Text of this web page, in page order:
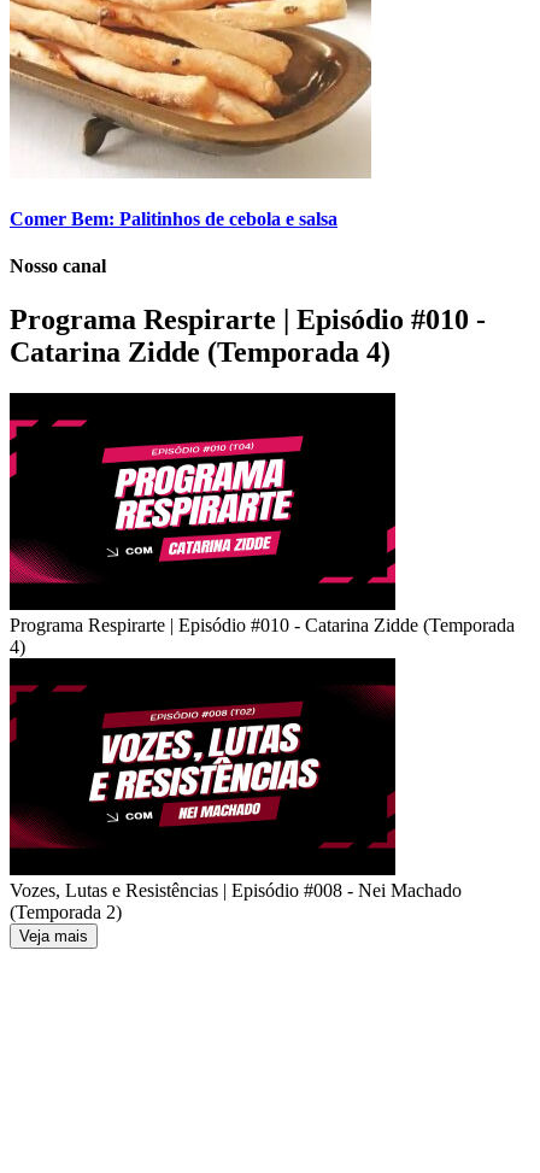
Comer Bem: Palitinhos de cebola e salsa
Nosso canal
Programa Respirarte | Episódio #010 -
Catarina Zidde (Temporada 4)
Programa Respirarte | Episódio #010 - Catarina Zidde (Temporada
4)
Vozes, Lutas e Resistências | Episódio #008 - Nei Machado
(Temporada 2)
Veja mais